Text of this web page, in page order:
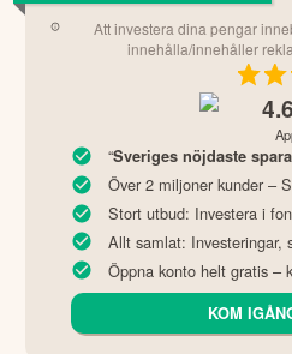
Att investera dina pengar
innehålla/innehåller
4.6
“Sveriges nöjdaste
Över 2 miljoner kunder –
Stort utbud: Investera i
Allt samlat: Investeringar,
Öppna konto helt gratis –
KOM